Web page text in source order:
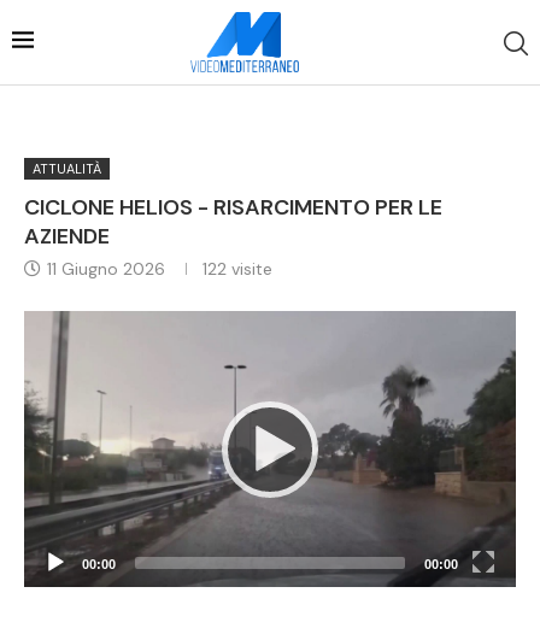
ATTUALITÀ
CICLONE HELIOS - RISARCIMENTO PER LE
AZIENDE
11 Giugno 2026 122 visite
00:00 00:00